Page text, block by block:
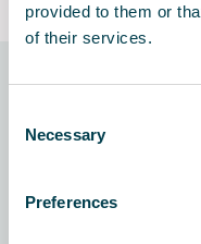
provided to them or
of their services.
Selection
Necessary
Preferences